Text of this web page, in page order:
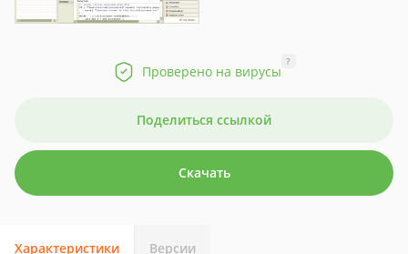
Проверено на вирусы
?
Поделиться ссылкой
Скачать
Характеристики Версии